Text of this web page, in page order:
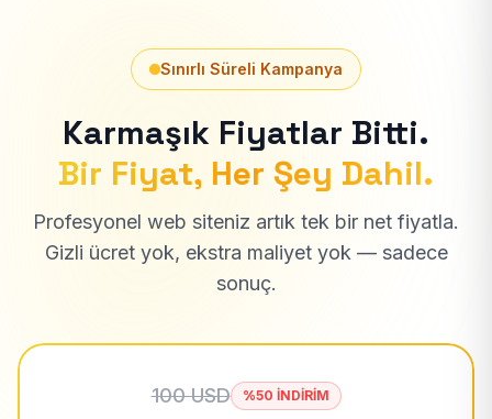
Sınırlı Süreli Kampanya
Karmaşık Fiyatlar Bitti.
Bir Fiyat, Her Şey Dahil.
Profesyonel web siteniz artık tek bir net fiyatla.
Gizli ücret yok, ekstra maliyet yok — sadece
sonuç.
100 USD %50 İNDİRİM